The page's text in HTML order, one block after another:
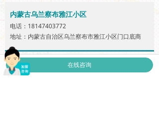
内蒙古乌兰察布雅江小区
电话：18147403772
地址：内蒙古自治区乌兰察布市雅江小区门口底商
内蒙古阿拉善盟
在线咨询